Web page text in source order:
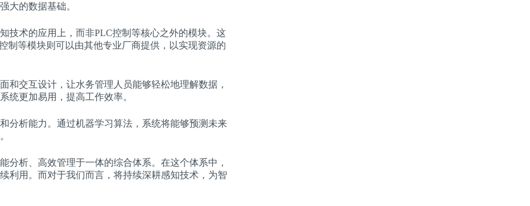
大的数据基础。
技术的应用上，而非PLC控制等核心之外的模块。这
制等模块则可以由其他专业厂商提供，以实现资源的
和交互设计，让水务管理人员能够轻松地理解数据，
统更加易用，提高工作效率。
分析能力。通过机器学习算法，系统将能够预测未来
分析、高效管理于一体的综合体系。在这个体系中，
利用。而对于我们而言，将持续深耕感知技术，为智